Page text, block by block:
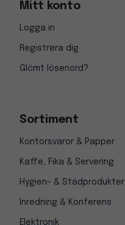
Mitt konto
Logga in
Registrera dig
Glömt lösenord?
Sortiment
Kontorsvaror & Papper
Kaffe, Fika & Servering
Hygien- & Städprodukter
Inredning & Konferens
Elektronik